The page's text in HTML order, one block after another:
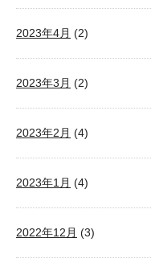
2023年4月 (2)
2023年3月 (2)
2023年2月 (4)
2023年1月 (4)
2022年12月 (3)